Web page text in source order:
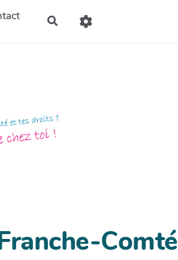
Comté